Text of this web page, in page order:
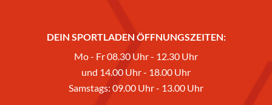
DEIN SPORTLADEN ÖFFNUNGSZEITEN:
Mo - Fr 08.30 Uhr - 12.30 Uhr
und 14.00 Uhr - 18.00 Uhr
Samstags: 09.00 Uhr - 13.00 Uhr